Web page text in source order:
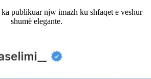
publikuar njw imazh ku shfaqet e veshur
shumë elegante.